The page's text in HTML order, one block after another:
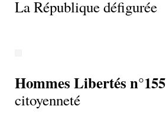
La République défigurée
Hommes Libertés n°155
citoyenneté